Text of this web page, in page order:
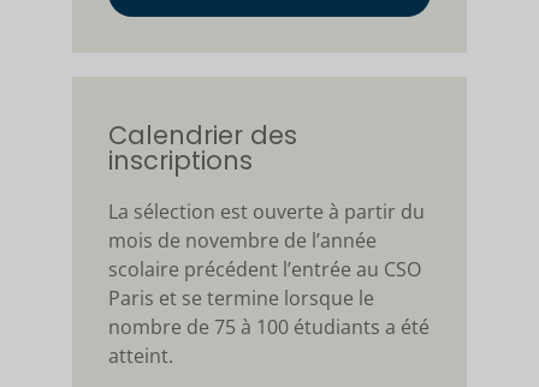
Calendrier des
inscriptions
La sélection est ouverte à partir du
mois de novembre de l’année
scolaire précédent l’entrée au CSO
Paris et se termine lorsque le
nombre de 75 à 100 étudiants a été
atteint.